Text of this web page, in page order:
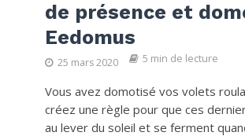
de présence et
Eedomus
25 mars 2020 5 min de lecture
Vous avez domotisé vos volets
créez une règle pour que ces
au lever du soleil et se ferment